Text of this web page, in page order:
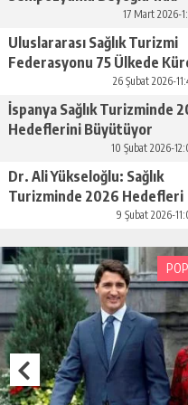
17 Mart 2026-
Uluslararası Sağlık Turizmi
Federasyonu 75 Ülkede
26 Şubat 2026-
İspanya Sağlık Turizminde
Hedeflerini Büyütüyor
10 Şubat 2026-
Dr. Ali Yükseloğlu: Sağlık
Turizminde 2026 Hedefleri
9 Şubat 2026-